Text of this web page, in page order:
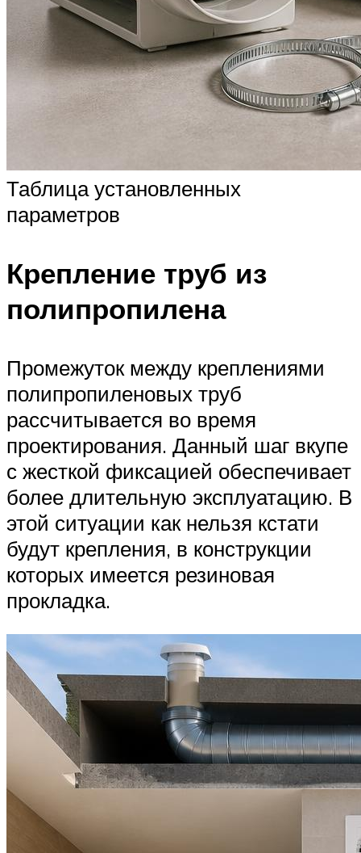
Таблица установленных
параметров
Крепление труб из
полипропилена
Промежуток между креплениями
полипропиленовых труб
рассчитывается во время
проектирования. Данный шаг вкупе
с жесткой фиксацией обеспечивает
более длительную эксплуатацию. В
этой ситуации как нельзя кстати
будут крепления, в конструкции
которых имеется резиновая
прокладка.